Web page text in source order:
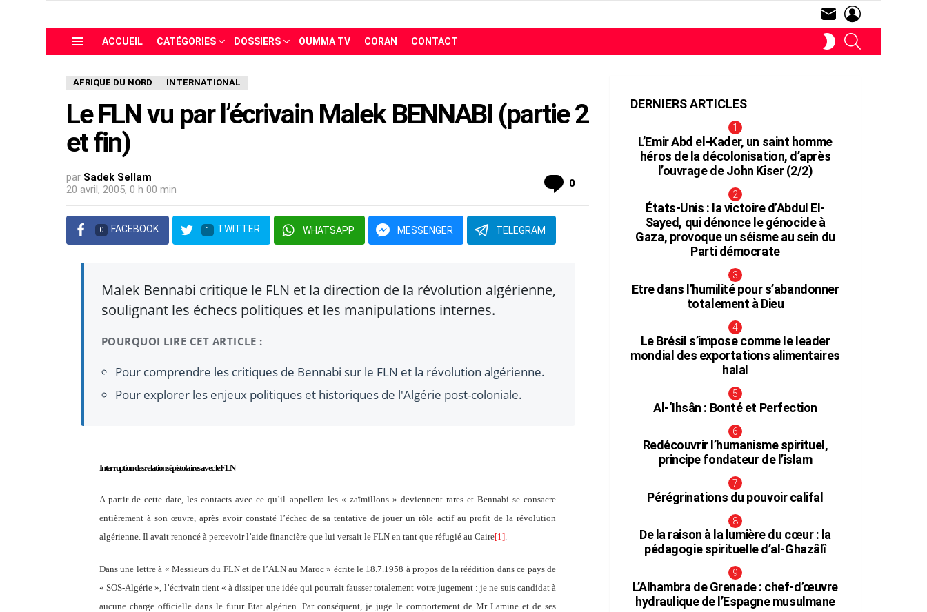
SUBSCRIBE
ACCUEIL CATÉGORIES DOSSIERS OUMMA TV CORAN CONTACT
SWITCH
AFRIQUE DU NORD INTERNATIONAL
Le FLN vu par l’écrivain Malek BENNABI (partie 2
et fin)
par Sadek Sellam
20 avril, 2005, 0 h 00 min
0
0 FACEBOOK 1 TWITTER WHATSAPP MESSENGER TELEGRAM
Malek Bennabi critique le FLN et la direction de la révolution algérienne,
soulignant les échecs politiques et les manipulations internes.
POURQUOI LIRE CET ARTICLE :
Pour comprendre les critiques de Bennabi sur le FLN et la révolution algérienne.
Pour explorer les enjeux politiques et historiques de l'Algérie post-coloniale.
Interruption des relations épistolaires avec le FLN
A partir de cette date, les contacts avec ce qu’il appellera les « zaïmillons » deviennent rares et Bennabi se consacre
entièrement à son œuvre, après avoir constaté l’échec de sa tentative de jouer un rôle actif au profit de la révolution
algérienne. Il avait renoncé à percevoir l’aide financière que lui versait le FLN en tant que réfugié au Caire[1].
Dans une lettre à « Messieurs du FLN et de l’ALN au Maroc » écrite le 18.7.1958 à propos de la réédition dans ce pays de
« SOS-Algérie », l’écrivain tient « à dissiper une idée qui pourrait fausser totalement votre jugement : je ne suis candidat à
aucune charge officielle dans le futur Etat algérien. Par conséquent, je juge le comportement de Mr Lamine et de ses
DERNIERS ARTICLES
L’Emir Abd el-Kader, un saint homme
héros de la décolonisation, d’après
l’ouvrage de John Kiser (2/2)
États-Unis : la victoire d’Abdul El-
Sayed, qui dénonce le génocide à
Gaza, provoque un séisme au sein du
Parti démocrate
Etre dans l’humilité pour s’abandonner
totalement à Dieu
Le Brésil s’impose comme le leader
mondial des exportations alimentaires
halal
Al-‘Ihsân : Bonté et Perfection
Redécouvrir l’humanisme spirituel,
principe fondateur de l’islam
Pérégrinations du pouvoir califal
De la raison à la lumière du cœur : la
pédagogie spirituelle d’al-Ghazâlî
L’Alhambra de Grenade : chef-d’œuvre
hydraulique de l’Espagne musulmane